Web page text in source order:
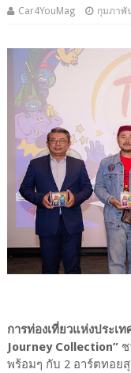
Car4YouMag กุมภาพั
การท่องเที่ยวแห่งประเ
Journey Collection”ช
พร้อมๆ กับ 2 อาร์ตทอย